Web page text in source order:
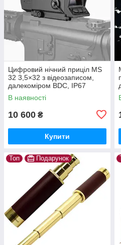
Цифровий нічний приціл MS
32 3,5×32 з відеозаписом,
далекоміром BDC, IP67
В наявності
10 600 ₴
Купити
Топ Подарунок